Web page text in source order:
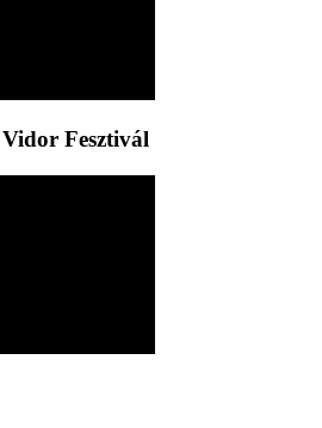
Fesztivál